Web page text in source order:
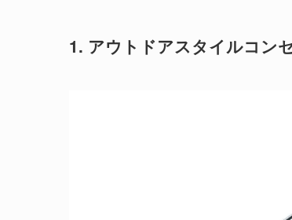
1. アウトドアスタイルコン